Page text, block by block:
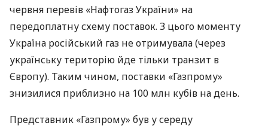
червня перевів «Нафтогаз України» на
передоплатну схему поставок. З цього моменту
Україна російський газ не отримувала (через
українську територію йде тільки транзит в
Європу). Таким чином, поставки «Газпрому»
знизилися приблизно на 100 млн кубів на день.
Представник «Газпрому» був у середу